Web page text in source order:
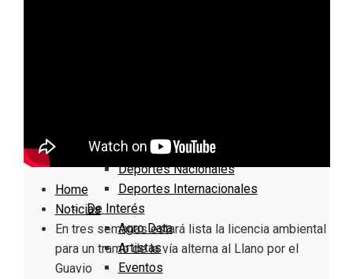
Deportes Locales
Deportes Nacionales
Deportes Internacionales
De Interés
Agro Data
Artistas
Eventos
Home
Noticias
En tres semanas estará lista la licencia ambiental
para un tramo de la vía alterna al Llano por el
Guavio